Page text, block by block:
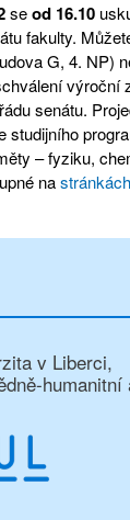
seod 16.10
fakulty.
G, 4. NP)
výroční
senátu.
studijního
– fyziku,
na
v Liberci,
humanitní